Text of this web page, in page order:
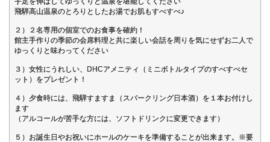
飛騨高山温泉のとろりとしたお湯でお肌もすべすべ♪
２）２名専用の個室でのお食事を確約！
館主手作りの季節の会席料理と共に楽しい会話を周りを気にせずお二人で
ゆっくりと味わってください
３）女性にうれしい、DHCアメニティ（ミニボトルタイプのすべすべセ
ット）をプレゼント！
４）夕食時には、飛騨すますま（スパークリング日本酒）を１本お付けし
ます
（アルコールが苦手な方には、ソフトドリンクに変更できます）
５）お誕生日やお祝いにホールのケーキを準備することが出来ます。※要